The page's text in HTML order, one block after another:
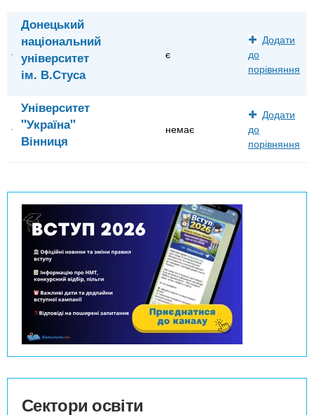
Донецький
національний
університет
ім. В.Стуса
є
Додати
до
порівняння
Університет
"Україна"
Вінниця
немає
Додати
до
порівняння
Сектори освіти